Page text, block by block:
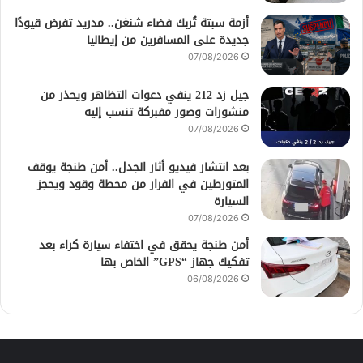
أزمة سبتة تُربك فضاء شنغن.. مدريد تفرض قيودًا
جديدة على المسافرين من إيطاليا
07/08/2026
جيل زد 212 ينفي دعوات التظاهر ويحذر من
منشورات وصور مفبركة تنسب إليه
07/08/2026
بعد انتشار فيديو أثار الجدل.. أمن طنجة يوقف
المتورطين في الفرار من محطة وقود ويحجز
السيارة
07/08/2026
أمن طنجة يحقق في اختفاء سيارة كراء بعد
تفكيك جهاز “GPS” الخاص بها
06/08/2026